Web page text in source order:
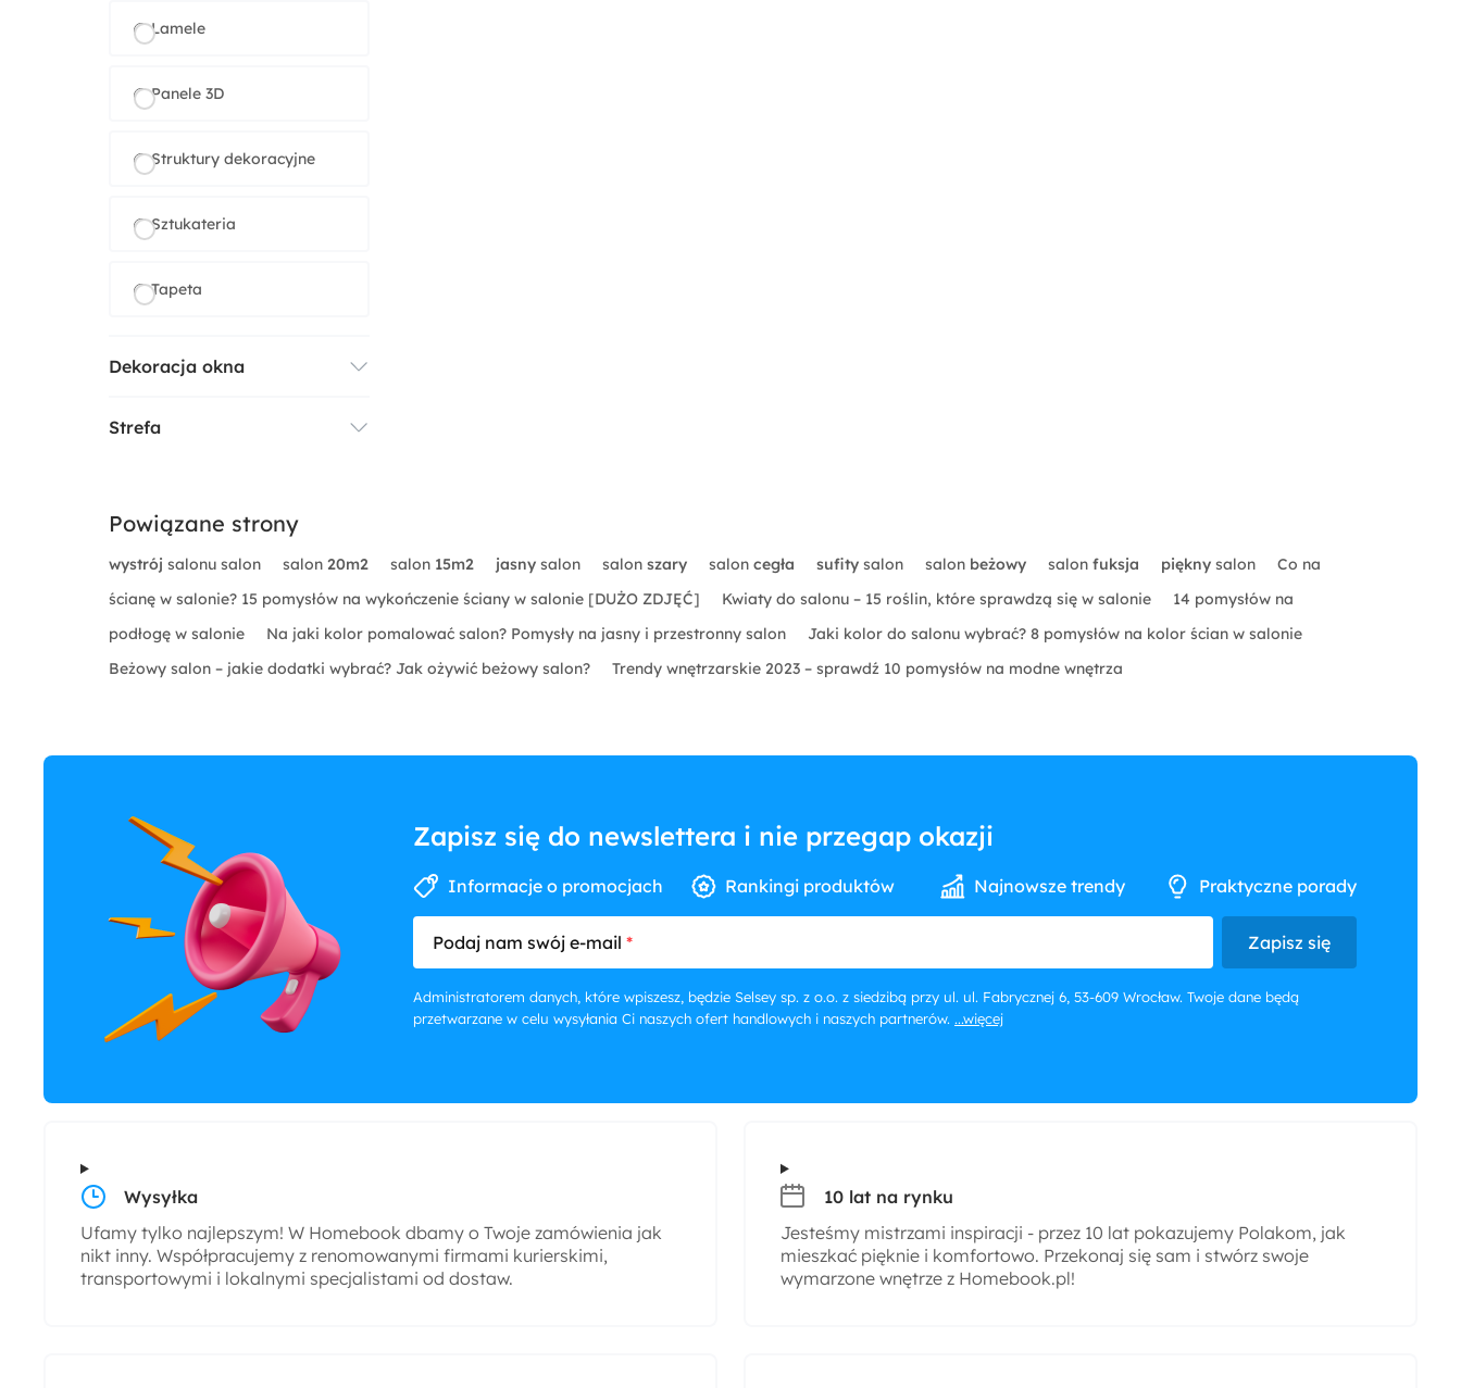
Lamele
Panele 3D
Struktury dekoracyjne
Sztukateria
Tapeta
Dekoracja okna
Firany
Strefa
Powiązane strony
wystrój salonu salon salon 20m2 salon 15m2 jasny salon salon szary salon cegła sufity salon salon beżowy salon fuksja piękny salon
Co na
ścianę w salonie? 15 pomysłów na wykończenie ściany w salonie [DUŻO ZDJĘĆ]
Kwiaty do salonu – 15 roślin, które sprawdzą się w salonie
14 pomysłów na
podłogę w salonie
Na jaki kolor pomalować salon? Pomysły na jasny i przestronny salon
Jaki kolor do salonu wybrać? 8 pomysłów na kolor ścian w salonie
Beżowy salon – jakie dodatki wybrać? Jak ożywić beżowy salon?
Trendy wnętrzarskie 2023 – sprawdź 10 pomysłów na modne wnętrza
Zapisz się do newslettera i nie przegap okazji
Informacje o promocjach Rankingi produktów Najnowsze trendy Praktyczne porady
Podaj nam swój e-mail Zapisz się
Administratorem danych, które wpiszesz, będzie Selsey sp. z o.o. z siedzibą przy ul. ul. Fabrycznej 6, 53-609 Wrocław. Twoje dane będą
przetwarzane w celu wysyłania Ci naszych ofert handlowych i naszych partnerów. ...więcej
Wysyłka
Ufamy tylko najlepszym! W Homebook dbamy o Twoje zamówienia jak
nikt inny. Współpracujemy z renomowanymi firmami kurierskimi,
transportowymi i lokalnymi specjalistami od dostaw.
10 lat na rynku
Jesteśmy mistrzami inspiracji - przez 10 lat pokazujemy Polakom, jak
mieszkać pięknie i komfortowo. Przekonaj się sam i stwórz swoje
wymarzone wnętrze z Homebook.pl!